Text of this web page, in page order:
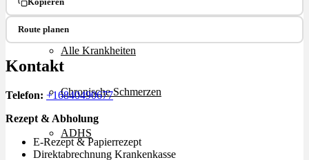
Therapien
Alle Krankheiten
Chronische Schmerzen
ADHS
Route planen
Kontakt
Telefon: +16840490677
Rezept & Abholung
E-Rezept & Papierrezept
Direktabrechnung Krankenkasse